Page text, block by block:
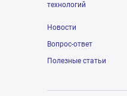
технологий
Новости
Вопрос-ответ
Полезные статьи